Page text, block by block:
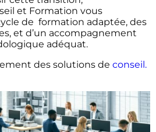
et Formation vous
de formation adaptée, des
et d’un accompagnement
adéquat.
des solutions de conseil.